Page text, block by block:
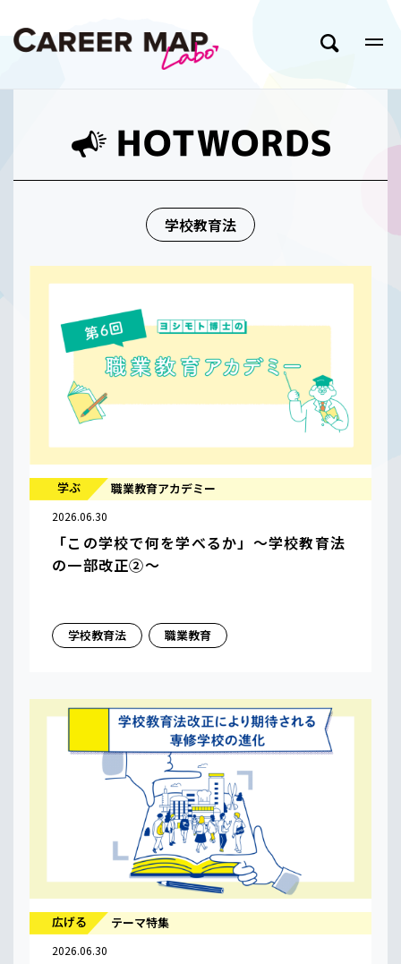
学校教育法
学ぶ 職業教育アカデミー
2026.06.30
「この学校で何を学べるか」〜学校教育法
の一部改正②〜
学校教育法 職業教育
広げる テーマ特集
2026.06.30